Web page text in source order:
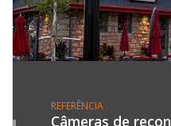
REFERÊNCIA
Câmeras de